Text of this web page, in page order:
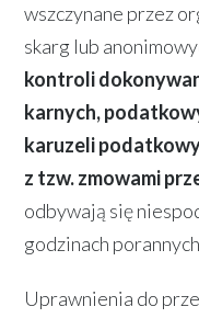
wszczynane przez
skarg lub
kontroli
karnych,
karuzeli
z tzw. zmowami
odbywają się
godzinach
Uprawnienia do